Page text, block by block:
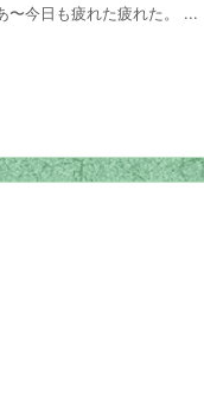
〜今日も疲れた疲れた。 ...